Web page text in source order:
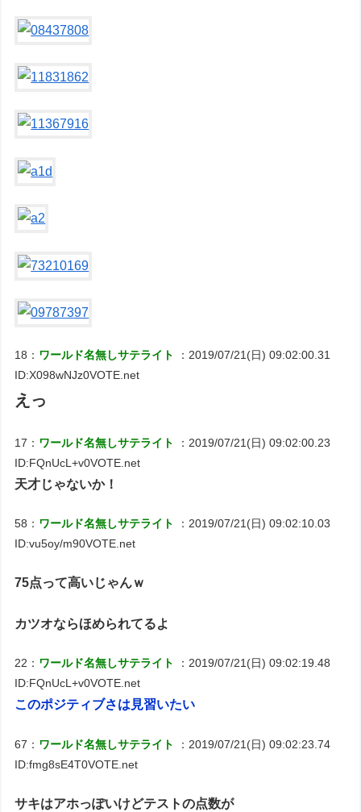
18： ワールド名無しサテライト
：2019/07/21(日) 09:02:00.31
ID:X098wNJz0VOTE.net
えっ
17： ワールド名無しサテライト
：2019/07/21(日) 09:02:00.23
ID:FQnUcL+v0VOTE.net
天才じゃないか！
58： ワールド名無しサテライト
：2019/07/21(日) 09:02:10.03
ID:vu5oy/m90VOTE.net
75点って高いじゃんｗ
カツオならほめられてるよ
22： ワールド名無しサテライト
：2019/07/21(日) 09:02:19.48
ID:FQnUcL+v0VOTE.net
このポジティブさは見習いたい
67： ワールド名無しサテライト
：2019/07/21(日) 09:02:23.74
ID:fmg8sE4T0VOTE.net
サキはアホっぽいけどテストの点数が